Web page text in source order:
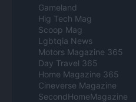
Gameland
Hig Tech Mag
Scoop Mag
Lgbtqia News
Motors Magazine 365
Day Travel 365
Home Magazine 365
Cineverse Magazine
SecondHomeMagazine